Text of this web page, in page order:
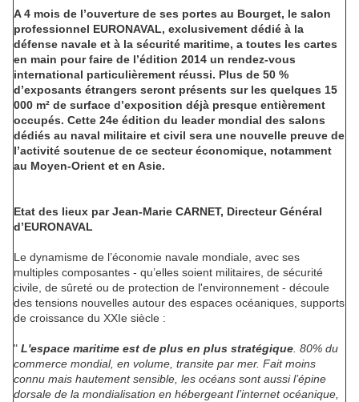
A 4 mois de l’ouverture de ses portes au Bourget, le salon
professionnel EURONAVAL, exclusivement dédié à la
défense navale et à la sécurité maritime, a toutes les cartes
en main pour faire de l’édition 2014 un rendez-vous
international particulièrement réussi. Plus de 50 %
d’exposants étrangers seront présents sur les quelques 15
000 m² de surface d’exposition déjà presque entièrement
occupés. Cette 24e édition du leader mondial des salons
dédiés au naval militaire et civil sera une nouvelle preuve de
l’activité soutenue de ce secteur économique, notamment
au Moyen-Orient et en Asie.
Etat des lieux par Jean-Marie CARNET, Directeur Général
d’EURONAVAL
Le dynamisme de l’économie navale mondiale, avec ses
multiples composantes - qu’elles soient militaires, de sécurité
civile, de sûreté ou de protection de l'environnement - découle
des tensions nouvelles autour des espaces océaniques, supports
de croissance du XXIe siècle :
" L'espace maritime est de plus en plus stratégique . 80% du
commerce mondial, en volume, transite par mer. Fait moins
connu mais hautement sensible, les océans sont aussi l’épine
dorsale de la mondialisation en hébergeant l’internet océanique,